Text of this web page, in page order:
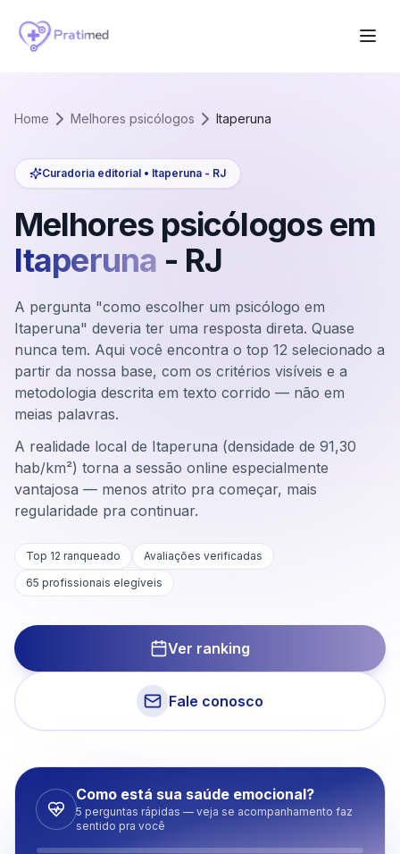
Home Melhores psicólogos Itaperuna
Curadoria editorial • Itaperuna - RJ
Melhores psicólogos em
Itaperuna - RJ
A pergunta "como escolher um psicólogo em
Itaperuna" deveria ter uma resposta direta. Quase
nunca tem. Aqui você encontra o top 12 selecionado a
partir da nossa base, com os critérios visíveis e a
metodologia descrita em texto corrido — não em
meias palavras.
A realidade local de Itaperuna (densidade de 91,30
hab/km²) torna a sessão online especialmente
vantajosa — menos atrito pra começar, mais
regularidade pra continuar.
Top 12 ranqueado
Avaliações verificadas
65 profissionais elegíveis
Ver ranking
Fale conosco
Como está sua saúde emocional?
5 perguntas rápidas — veja se acompanhamento faz
sentido pra você